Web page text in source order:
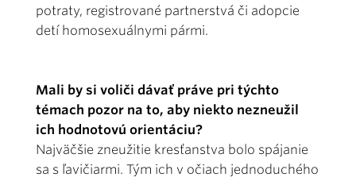
potraty, registrované partnerstvá či adopcie
detí homosexuálnymi pármi.
Mali by si voliči dávať práve pri týchto
témach pozor na to, aby niekto nezneužil
ich hodnotovú orientáciu?
Najväčšie zneužitie kresťanstva bolo spájanie
sa s ľavičiarmi. Tým ich v očiach jednoduchého